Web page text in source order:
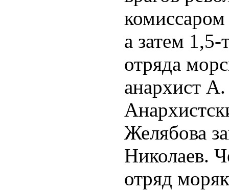
а затем 1,5-
отряда
анархист
Желябова
Николаев.
отряд